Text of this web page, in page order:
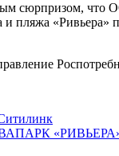
сюрпризом, что
и пляжа